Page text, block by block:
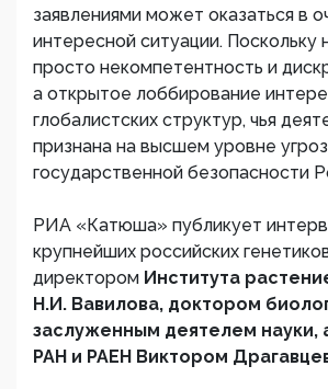
заявлениями может оказаться в
интересной ситуации. Поскольку
просто некомпетентность и
а открытое лоббирование
глобалистских структур, чья
признана на высшем уровне
государственной безопасности
РИА «Катюша» публикует
крупнейших российских
директором Института
Н.И. Вавилова, доктором
заслуженным деятелем науки,
РАН и РАЕН Виктором